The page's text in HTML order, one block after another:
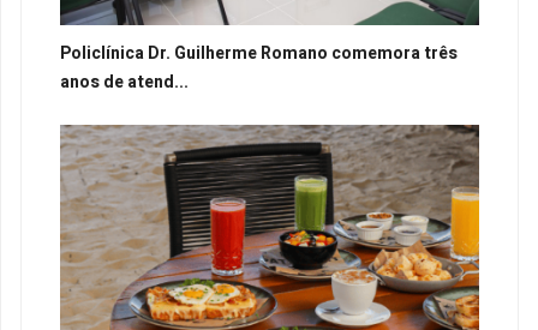
Policlínica Dr. Guilherme Romano comemora três
anos de atend...